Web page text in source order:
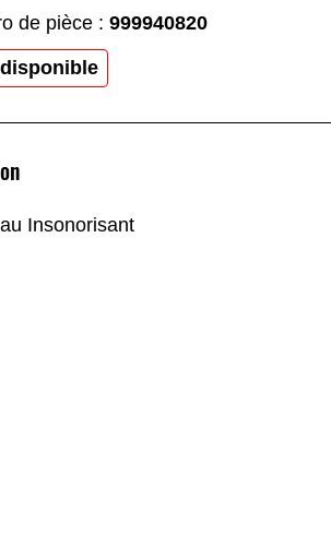
de pièce : 999940820
Insonorisant